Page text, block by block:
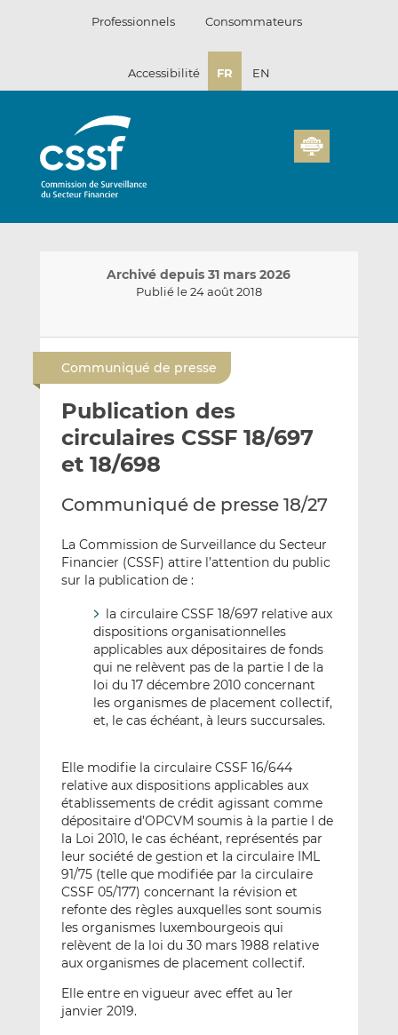
Professionnels Consommateurs
Accessibilité FR EN
Archivé depuis 31 mars 2026
Publié le 24 août 2018
n
v
o
y
e
r
r
m
l
a
r
t
a
g
e
u
L
k
e
d
I
n
a
r
t
a
g
e
u
F
e
b
o
o
Communiqué de presse
Publication des
circulaires CSSF 18/697
et 18/698
Communiqué de presse 18/27
La Commission de Surveillance du Secteur
Financier (CSSF) attire l’attention du public
sur la publication de :
la circulaire CSSF 18/697 relative aux
dispositions organisationnelles
applicables aux dépositaires de fonds
qui ne relèvent pas de la partie I de la
loi du 17 décembre 2010 concernant
les organismes de placement collectif,
et, le cas échéant, à leurs succursales.
Elle modifie la circulaire CSSF 16/644
relative aux dispositions applicables aux
établissements de crédit agissant comme
dépositaire d’OPCVM soumis à la partie I de
la Loi 2010, le cas échéant, représentés par
leur société de gestion et la circulaire IML
91/75 (telle que modifiée par la circulaire
CSSF 05/177) concernant la révision et
refonte des règles auxquelles sont soumis
les organismes luxembourgeois qui
relèvent de la loi du 30 mars 1988 relative
aux organismes de placement collectif.
Elle entre en vigueur avec effet au 1er
janvier 2019.